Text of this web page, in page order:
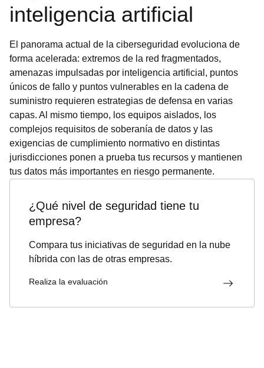
inteligencia artificial
El panorama actual de la ciberseguridad evoluciona de
forma acelerada: extremos de la red fragmentados,
amenazas impulsadas por inteligencia artificial, puntos
únicos de fallo y puntos vulnerables en la cadena de
suministro requieren estrategias de defensa en varias
capas. Al mismo tiempo, los equipos aislados, los
complejos requisitos de soberanía de datos y las
exigencias de cumplimiento normativo en distintas
jurisdicciones ponen a prueba tus recursos y mantienen
tus datos más importantes en riesgo permanente.
¿Qué nivel de seguridad tiene tu
empresa?
Compara tus iniciativas de seguridad en la nube
híbrida con las de otras empresas.
Realiza la evaluación